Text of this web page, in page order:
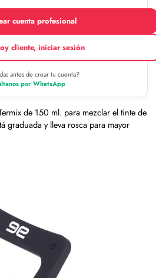
cuenta profesional
cliente, iniciar sesión
antes de crear tu cuenta?
por WhatsApp
de 150 ml. para mezclar el tinte de
graduada y lleva rosca para mayor